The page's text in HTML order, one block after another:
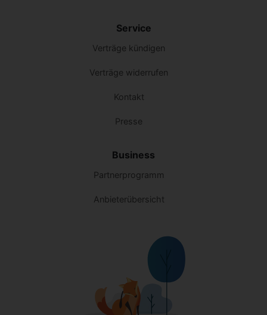
Service
Verträge kündigen
Verträge widerrufen
Kontakt
Presse
Business
Partnerprogramm
Anbieterübersicht